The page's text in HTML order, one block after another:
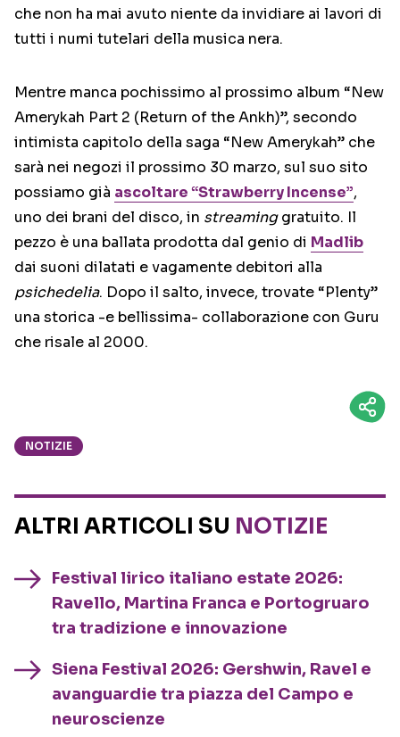
che non ha mai avuto niente da invidiare ai lavori di
tutti i numi tutelari della musica nera.
Mentre manca pochissimo al prossimo album “New
Amerykah Part 2 (Return of the Ankh)”, secondo
intimista capitolo della saga “New Amerykah” che
sarà nei negozi il prossimo 30 marzo, sul suo sito
possiamo già ascoltare “Strawberry Incense”,
uno dei brani del disco, in streaminggratuito. Il
pezzo è una ballata prodotta dal genio di Madlib
dai suoni dilatati e vagamente debitori alla
psichedelia. Dopo il salto, invece, trovate “Plenty”
una storica -e bellissima- collaborazione con Guru
che risale al 2000.
NOTIZIE
ALTRI ARTICOLI SU NOTIZIE
Festival lirico italiano estate 2026:
Ravello, Martina Franca e Portogruaro
tra tradizione e innovazione
Siena Festival 2026: Gershwin, Ravel e
avanguardie tra piazza del Campo e
neuroscienze